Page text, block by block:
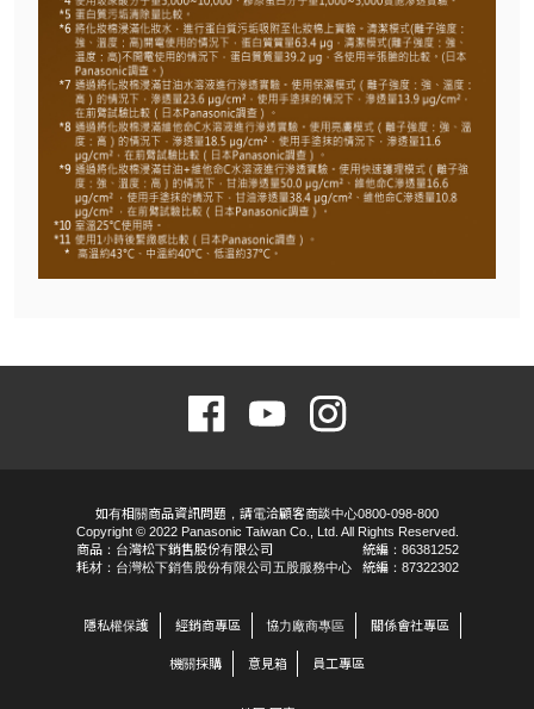
如有相關商品資訊問題，請電洽顧客商談中心0800-098-800
Copyright © 2022 Panasonic Taiwan Co., Ltd. All Rights Reserved.
商品：台灣松下銷售股份有限公司
耗材：台灣松下銷售股份有限公司五股服務中心
統編：86381252
統編：87322302
隱私權保護 經銷商專區 協力廠商專區 關係會社專區
機關採購 意見箱 員工專區